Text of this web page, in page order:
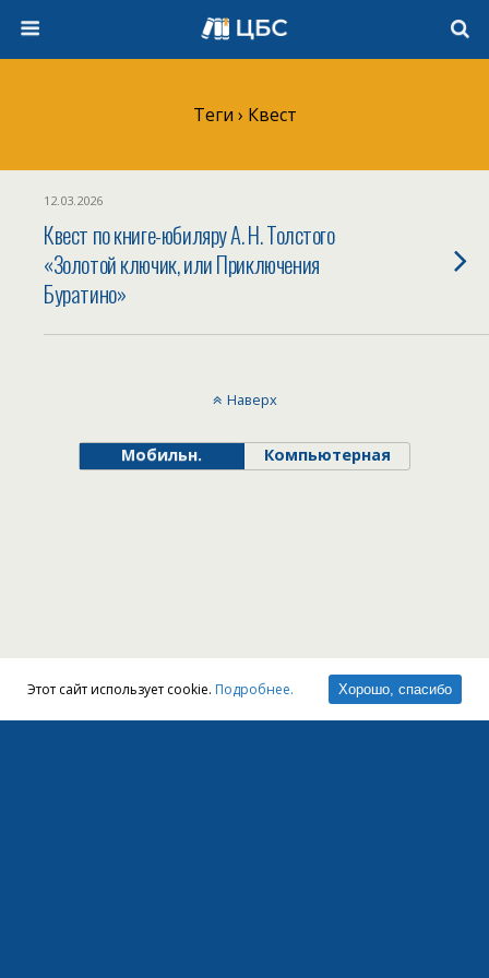
Теги › Квест
12.03.2026
Квест по книге-юбиляру А. Н. Толстого
«Золотой ключик, или Приключения
Буратино»
Наверх
Мобильн. Компьютерная
Этот сайт использует cookie. Подробнее. Хорошо, спасибо